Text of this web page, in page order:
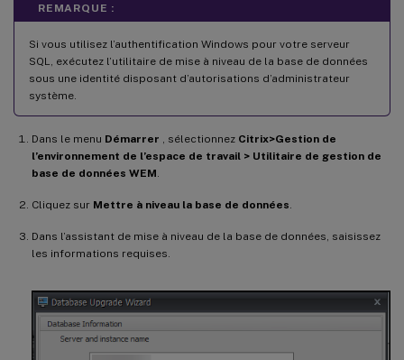
REMARQUE :
Si vous utilisez l’authentification Windows pour votre serveur
SQL, exécutez l’utilitaire de mise à niveau de la base de données
sous une identité disposant d’autorisations d’administrateur
système.
Dans le menu Démarrer , sélectionnez Citrix>Gestion de
l’environnement de l’espace de travail > Utilitaire de gestion de
base de données WEM
Cliquez sur Mettre à niveau la base de données
Dans l’assistant de mise à niveau de la base de données, saisissez
les informations requises.